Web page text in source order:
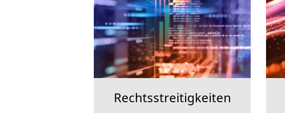
Rechtsstreitigkeiten